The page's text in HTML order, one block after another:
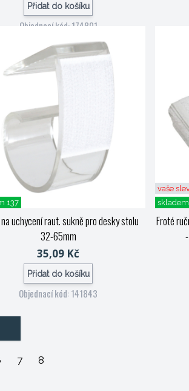
Přidat do košíku
Objednací kód: 174801
137
uchycení raut. sukně pro desky stolu
32-65mm
35,09 Kč
Přidat do košíku
Objednací kód: 141843
vaše
Froté
7 8